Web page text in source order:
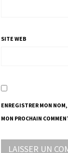
SITE WEB
ENREGISTRER MON
MON PROCHAIN